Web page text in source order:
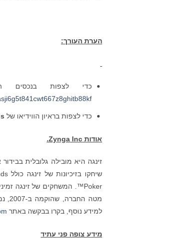
הערת העורך:
כדי לצפות בנכסים
כדי לצפות בראיון הווידיאו של
אודות Zynga Inc.
זינגה היא מובילה גלובלית
למידע נוסף, בקרו בבקשה באתר
מידע צופה פני עתיד